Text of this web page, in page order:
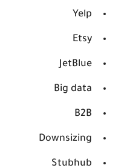
Yelp
Etsy
JetBlue
Big data
B2B
Downsizing
Stubhub